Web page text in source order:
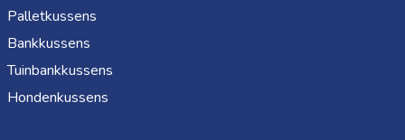
Palletkussens
Bankkussens
Tuinbankkussens
Hondenkussens